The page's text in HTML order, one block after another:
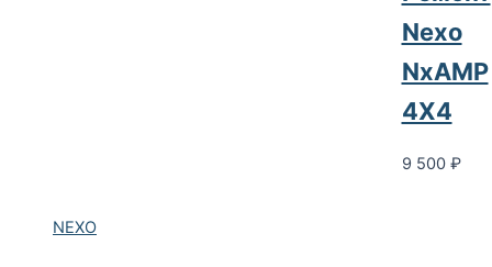
NEXO
Nexo
NxAMP
4X4
9 500 ₽